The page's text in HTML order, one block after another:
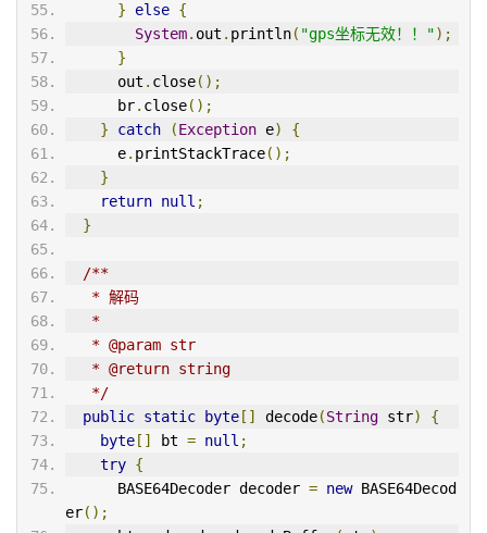
}
else {
System. out . println( "gps坐标无效！！");
}
      out
. close();
      br
. close();
}
catch (Exception e)
{
      e
. printStackTrace();
}
return null ;
}
/**
   * 解码
   *
   * @param str
   * @return string
   */
public static byte [] decode(String str)
{
byte [] bt = null ;
try {
      BASE64Decoder decoder
= new BASE64Decod
er();